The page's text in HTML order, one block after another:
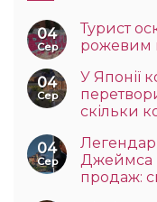
04
Сер
Турист
рожевим
04
Сер
У Японії
скільки
04
Сер
Джеймса
продаж: